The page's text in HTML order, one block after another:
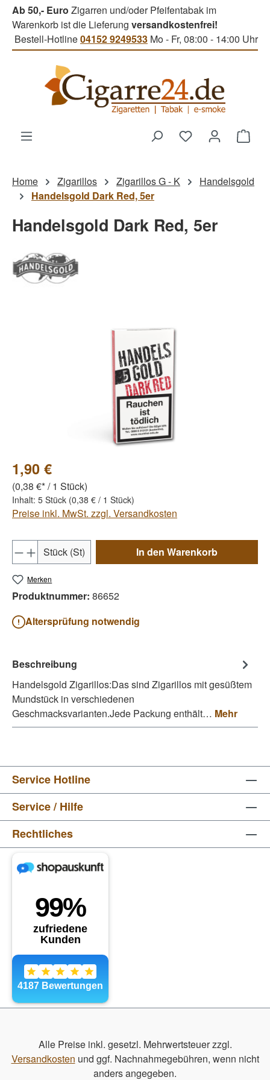
Zum Hauptinhalt springen
Ab 50,- Euro Zigarren und/oder Pfeifentabak im
Warenkorb ist die Lieferung versandkostenfrei!
Bestell-Hotline04152 9249533 Mo - Fr, 08:00 - 14:00 Uhr
Du hast 0
Home Zigarillos Zigarillos G - K
Handelsgold
Handelsgold Dark Red, 5er
Handelsgold Dark Red, 5er
1,90 €
(0,38 €* / 1 Stück)
Inhalt: 5 Stück (0,38 € / 1 Stück)
Preise inkl. MwSt. zzgl. Versandkosten
Produkt Anzahl: Gib den gewünschten
Stück (St) In den Warenkorb
Merken
Produktnummer: 86652
Altersprüfung notwendig
Beschreibung
Handelsgold Zigarillos:Das sind Zigarillos mit gesüßtem
Mundstück in verschiedenen
Geschmacksvarianten.Jede Packung enthält… Mehr
Service Hotline
Service / Hilfe
Rechtliches
Alle Preise inkl. gesetzl. Mehrwertsteuer zzgl.
Versandkosten und ggf. Nachnahmegebühren, wenn nicht
anders angegeben.